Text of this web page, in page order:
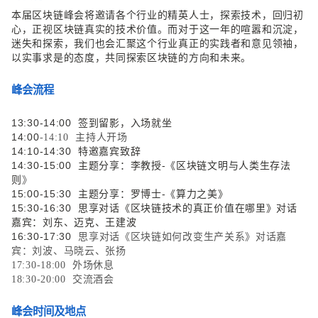
本届区块链峰会将邀请各个行业的精英人士，探索技术，回归初
心，正视区块链真实的技术价值。而对于这一年的喧嚣和沉淀，
迷失和探索，我们也会汇聚这个行业真正的实践者和意见领袖，
以实事求是的态度，共同探索区块链的方向和未来。
峰会流程
13:30-14:00 签到留影，入场就坐
14:00-14:10 主持人开场
14:10-14:30 特邀嘉宾致辞
14:30-15:00 主题分享：李教授-《区块链文明与人类生存法
则 》
15:00-15:30 主题分享：罗博士-《算力之美》
15:30-16:30 思享对话《区块链技术的真正价值在哪里》对话
嘉宾：刘东、迈克、王建波
16:30-17:30 思享对话《区块链如何改变生产关系》对话嘉
宾：刘波、马晓云、张扬
17:30-18:00 外场休息
18:30-20:00 交流酒会
峰会时间及地点